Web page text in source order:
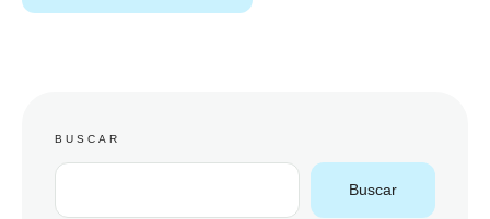
BUSCAR
Buscar